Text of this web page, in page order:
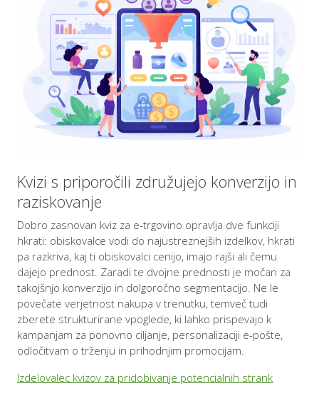
Kvizi s priporočili združujejo konverzijo in
raziskovanje
Dobro zasnovan kviz za e-trgovino opravlja dve funkciji
hkrati: obiskovalce vodi do najustreznejših izdelkov, hkrati
pa razkriva, kaj ti obiskovalci cenijo, imajo rajši ali čemu
dajejo prednost. Zaradi te dvojne prednosti je močan za
takojšnjo konverzijo in dolgoročno segmentacijo. Ne le
povečate verjetnost nakupa v trenutku, temveč tudi
zberete strukturirane vpoglede, ki lahko prispevajo k
kampanjam za ponovno ciljanje, personalizaciji e-pošte,
odločitvam o trženju in prihodnjim promocijam.
Izdelovalec kvizov za pridobivanje potencialnih strank